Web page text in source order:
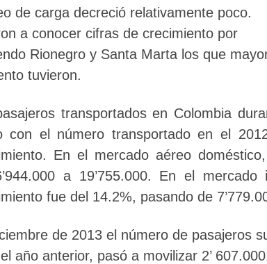
de carga decreció relativamente poco.
a conocer cifras de crecimiento por
Rionegro y Santa Marta los que
tuvieron.
transportados en Colombia
con el número transportado en el
En el mercado aéreo
a 19’755.000. En el
fue del 14.2%, pasando de
de 2013 el número de pasajeros
año anterior, pasó a movilizar 2’